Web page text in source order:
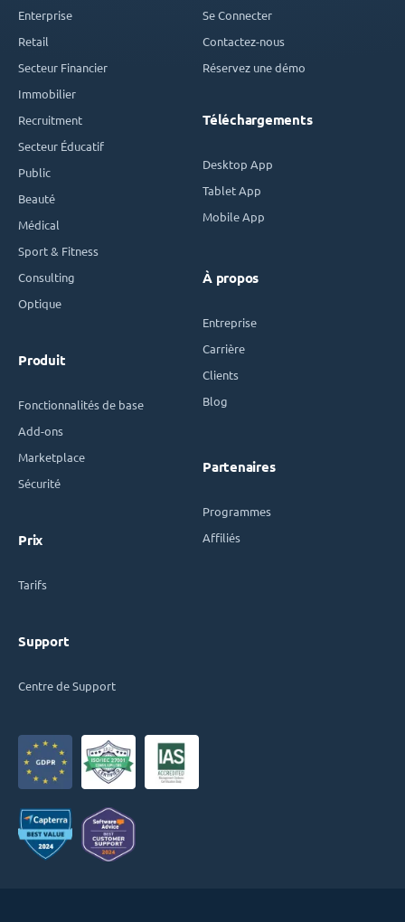
Enterprise
Retail
Secteur Financier
Immobilier
Recruitment
Secteur Éducatif
Public
Beauté
Médical
Sport & Fitness
Consulting
Optique
Produit
Fonctionnalités de base
Add-ons
Marketplace
Sécurité
Prix
Tarifs
Support
Centre de Support
Se Connecter
Contactez-nous
Réservez une démo
Téléchargements
Desktop App
Tablet App
Mobile App
À propos
Entreprise
Carrière
Clients
Blog
Partenaires
Programmes
Affiliés